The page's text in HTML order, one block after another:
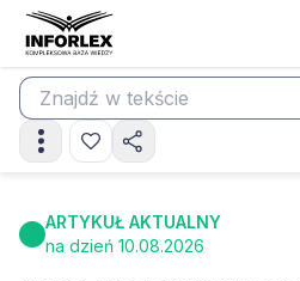
ARTYKUŁ AKTUALNY
na dzień 10.08.2026